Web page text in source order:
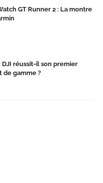
GT Runner 2 : La montre
DJI réussit-il son premier
de gamme ?